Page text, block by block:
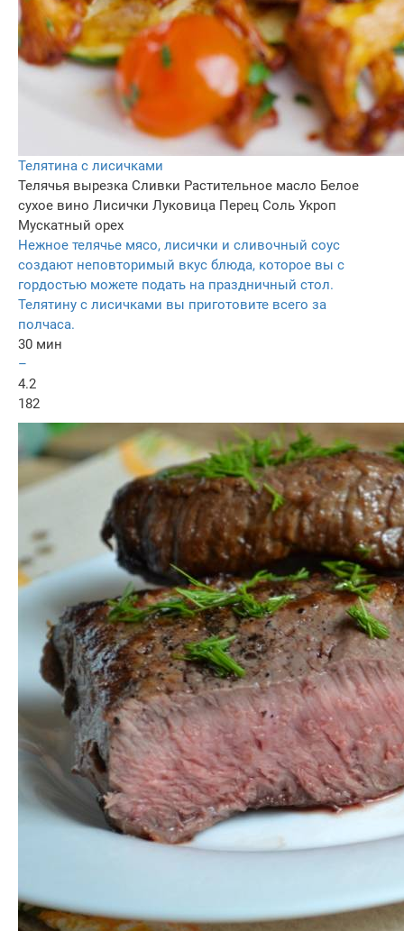
Телятина с лисичками
Телячья вырезка Сливки Растительное масло Белое
сухое вино Лисички Луковица Перец Соль Укроп
Мускатный орех
Нежное телячье мясо, лисички и сливочный соус
создают неповторимый вкус блюда, которое вы с
гордостью можете подать на праздничный стол.
Телятину с лисичками вы приготовите всего за
полчаса.
30 мин
–
4.2
182